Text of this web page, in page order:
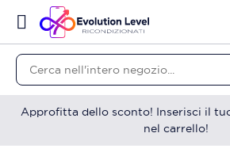
Approfitta dello sconto! Inserisci il
nel carrello!